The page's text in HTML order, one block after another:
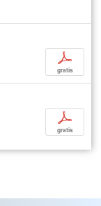
p
gratis
p
gratis